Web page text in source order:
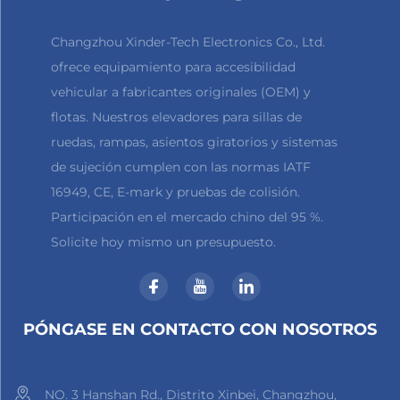
en el suelo o sobre su ayuda técnica para la
movilidad, antes de que el mecanismo gire y
eleve suavemente el asiento nuevamente al
interior del automóvil. Todo el proceso es fluido
y suave, sin movimientos bruscos ni paradas
repentinas, garantizando una experiencia
sensación de autonomía del usuario.
de las soluciones convencionales de movilidad
Changzhou Xinder-Tech Electronics Co., Ltd.
ofrece equipamiento para accesibilidad
vehicular a fabricantes originales (OEM) y
flotas. Nuestros elevadores para sillas de
ruedas, rampas, asientos giratorios y sistemas
de sujeción cumplen con las normas IATF
16949, CE, E-mark y pruebas de colisión.
Participación en el mercado chino del 95 %.
Solicite hoy mismo un presupuesto.
PÓNGASE EN CONTACTO CON NOSOTROS
NO. 3 Hanshan Rd., Distrito Xinbei, Changzhou,